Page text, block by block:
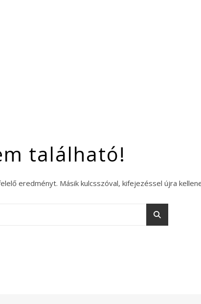
található!
eredményt. Másik kulcsszóval, kifejezéssel újra